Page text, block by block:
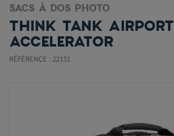
SACS À DOS PHOTO
THINK TANK AIRPORT
ACCELERATOR
RÉFÉRENCE : 22151